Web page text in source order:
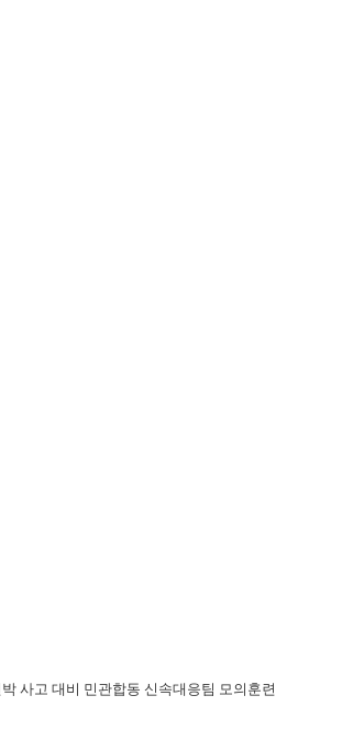
사고 대비 민관합동 신속대응팀 모의훈련